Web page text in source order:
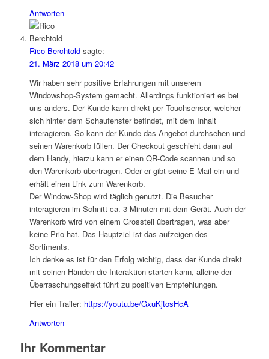
Antworten
Rico Berchtold sagte:
21. März 2018 um 20:42
Wir haben sehr positive Erfahrungen mit unserem
Windowshop-System gemacht. Allerdings funktioniert es bei
uns anders. Der Kunde kann direkt per Touchsensor, welcher
sich hinter dem Schaufenster befindet, mit dem Inhalt
interagieren. So kann der Kunde das Angebot durchsehen und
seinen Warenkorb füllen. Der Checkout geschieht dann auf
dem Handy, hierzu kann er einen QR-Code scannen und so
den Warenkorb übertragen. Oder er gibt seine E-Mail ein und
erhält einen Link zum Warenkorb.
Der Window-Shop wird täglich genutzt. Die Besucher
interagieren im Schnitt ca. 3 Minuten mit dem Gerät. Auch der
Warenkorb wird von einem Grossteil übertragen, was aber
keine Prio hat. Das Hauptziel ist das aufzeigen des
Sortiments.
Ich denke es ist für den Erfolg wichtig, dass der Kunde direkt
mit seinen Händen die Interaktion starten kann, alleine der
Überraschungseffekt führt zu positiven Empfehlungen.
Hier ein Trailer: https://youtu.be/GxuKjtosHcA
Antworten
Ihr Kommentar